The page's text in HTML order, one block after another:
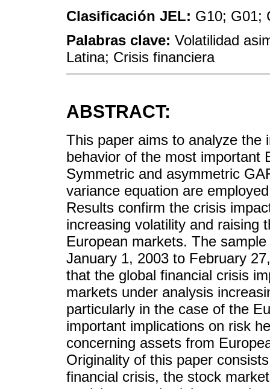
Clasificación JEL: G10; G01;
Palabras clave: Volatilidad
Latina; Crisis financiera
ABSTRACT:
This paper aims to analyze the
behavior of the most important
Symmetric and asymmetric
variance equation are
Results confirm the crisis
increasing volatility and raising
European markets. The
January 1, 2003 to February
that the global financial crisis
markets under analysis
particularly in the case of the
important implications on risk
concerning assets from
Originality of this paper
financial crisis, the stock